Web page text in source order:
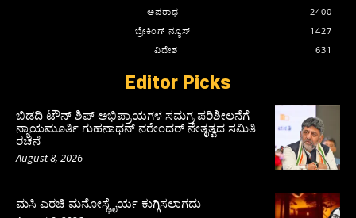
ಅಪರಾಧ
2400
ಬ್ರೇಕಿಂಗ್ ನ್ಯೂಸ್
1427
ವಿದೇಶ
631
Editor Picks
ಬಿಡದಿ ಟೌನ್ ಶಿಪ್ ಅಭಿಪ್ರಾಯಗಳ ಸಮಗ್ರ ಪರಿಶೀಲನೆಗೆ
ನ್ಯಾಯಮೂರ್ತಿ ಗುಹನಾಥನ್ ನರೇಂದರ್ ನೇತೃತ್ವದ ಸಮಿತಿ
ರಚನೆ
August 8, 2026
ಮಸಿ ಎರಚಿ ಮನೋಸ್ಥೈರ್ಯ ಕುಗ್ಗಿಸಲಾಗದು